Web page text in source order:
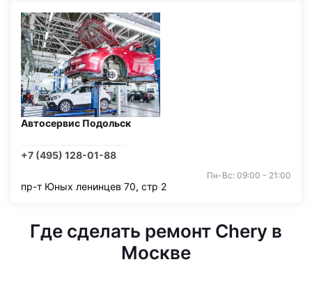
Автосервис Подольск
+7 (495) 128-01-88
Пн-Вс: 09:00 - 21:00
пр-т Юных ленинцев 70, стр 2
Где сделать ремонт Chery в
Москве